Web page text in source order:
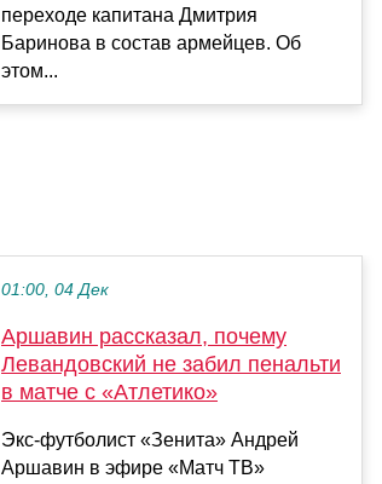
переходе капитана Дмитрия
Баринова в состав армейцев. Об
этом...
01:00, 04 Дек
Аршавин рассказал, почему
Левандовский не забил пенальти
в матче с «Атлетико»
Экс‑футболист «Зенита» Андрей
Аршавин в эфире «Матч ТВ»